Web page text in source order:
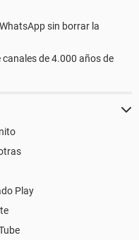
sin borrar la
de 4.000 años de
Play